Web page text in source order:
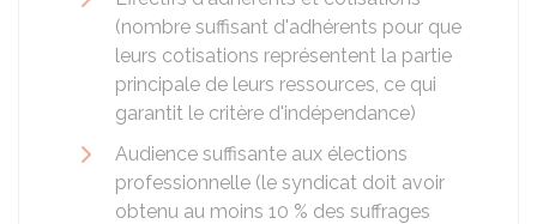
(nombre suffisant d'adhérents pour que
leurs cotisations représentent la partie
principale de leurs ressources, ce qui
garantit le critère d'indépendance)
Audience suffisante aux élections
professionnelle (le syndicat doit avoir
obtenu au moins 10 % des suffrages